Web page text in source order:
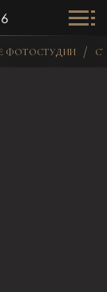
ФОТОСТУДИИ